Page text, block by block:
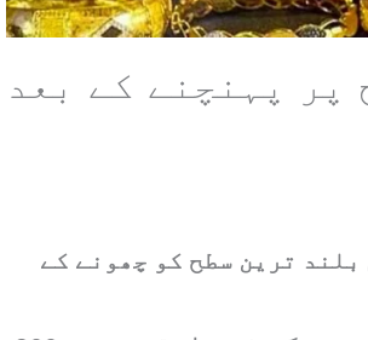
پر پہنچنے کے بعد
ترین سطح کو چھونے کے